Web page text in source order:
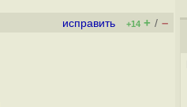
исправить +14 + / –